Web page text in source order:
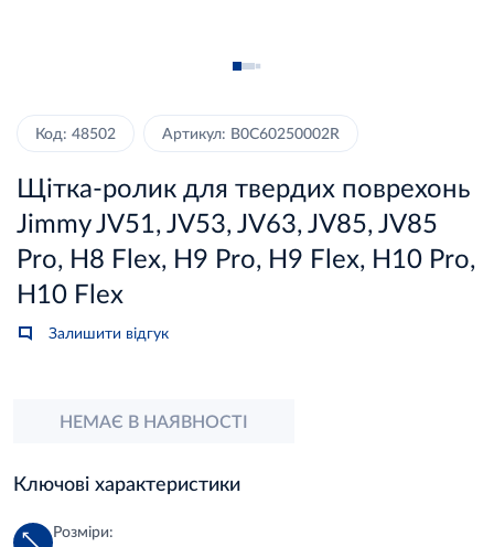
Код: 48502 Артикул: B0C60250002R
Щітка-ролик для твердих поврехонь
Jimmy JV51, JV53, JV63, JV85, JV85
Pro, H8 Flex, H9 Pro, H9 Flex, H10 Pro,
H10 Flex
Залишити відгук
НЕМАЄ В НАЯВНОСТІ
Ключові характеристики
Розміри: